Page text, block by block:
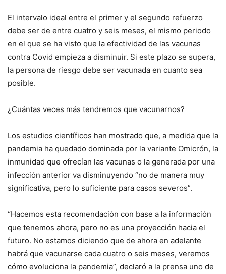
El intervalo ideal entre el primer y el segundo refuerzo
debe ser de entre cuatro y seis meses, el mismo periodo
en el que se ha visto que la efectividad de las vacunas
contra Covid empieza a disminuir. Si este plazo se supera,
la persona de riesgo debe ser vacunada en cuanto sea
posible.
¿Cuántas veces más tendremos que vacunarnos?
Los estudios científicos han mostrado que, a medida que la
pandemia ha quedado dominada por la variante Omicrón, la
inmunidad que ofrecían las vacunas o la generada por una
infección anterior va disminuyendo “no de manera muy
significativa, pero lo suficiente para casos severos”.
“Hacemos esta recomendación con base a la información
que tenemos ahora, pero no es una proyección hacia el
futuro. No estamos diciendo que de ahora en adelante
habrá que vacunarse cada cuatro o seis meses, veremos
cómo evoluciona la pandemia”, declaró a la prensa uno de